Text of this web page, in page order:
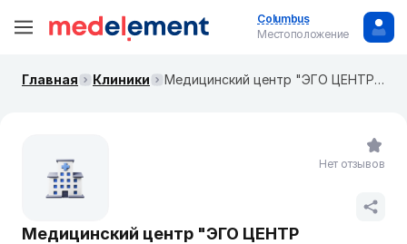
Columbus
Местоположение
Главная Клиники Медицинский центр "ЭГО ЦЕНТР КОРРЕКЦИИ ФИГУРЫ"
Медицинский центр "ЭГО ЦЕНТР
Нет отзывов